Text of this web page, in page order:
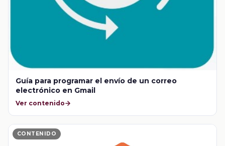
Guía para programar el envío de un correo
electrónico en Gmail
Ver contenido
CONTENIDO